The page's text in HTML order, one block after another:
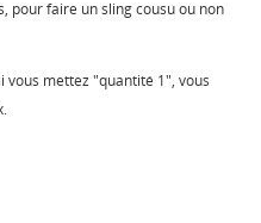
pour faire un sling cousu ou non
vous mettez "quantité 1", vous